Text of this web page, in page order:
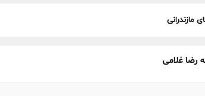
مازندرانی
رضا غلامی